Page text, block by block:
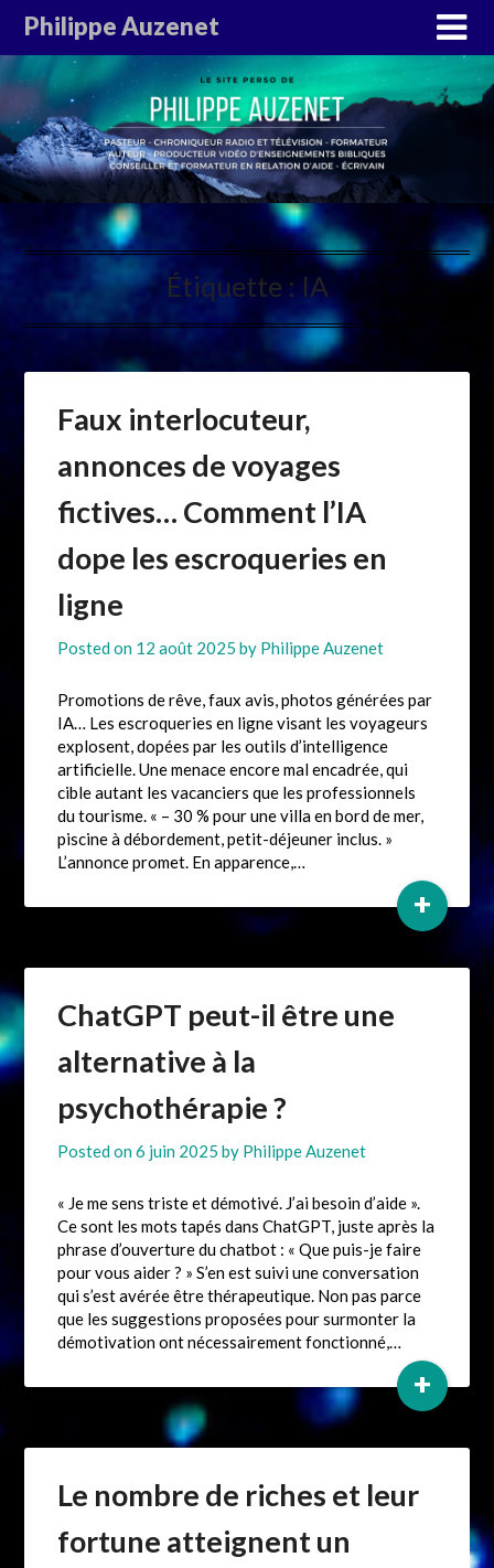
Philippe Auzenet
Étiquette :IA
Faux interlocuteur,
annonces de voyages
fictives… Comment l’IA
dope les escroqueries en
ligne
Posted on 12 août 2025 by Philippe Auzenet
Promotions de rêve, faux avis, photos générées par
IA… Les escroqueries en ligne visant les voyageurs
explosent, dopées par les outils d’intelligence
artificielle. Une menace encore mal encadrée, qui
cible autant les vacanciers que les professionnels
du tourisme. « – 30 % pour une villa en bord de mer,
piscine à débordement, petit-déjeuner inclus. »
L’annonce promet. En apparence,…
+
ChatGPT peut-il être une
alternative à la
psychothérapie ?
Posted on6 juin 2025 by Philippe Auzenet
« Je me sens triste et démotivé. J’ai besoin d’aide ».
Ce sont les mots tapés dans ChatGPT, juste après la
phrase d’ouverture du chatbot : « Que puis-je faire
pour vous aider ? » S’en est suivi une conversation
qui s’est avérée être thérapeutique. Non pas parce
que les suggestions proposées pour surmonter la
démotivation ont nécessairement fonctionné,…
+
Le nombre de riches et leur
fortune atteignent un